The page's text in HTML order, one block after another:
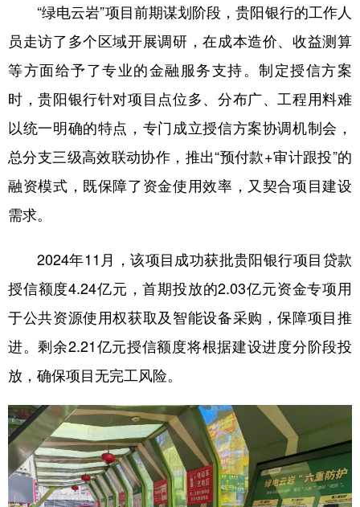
多语种频道
Русский язык 日本語 한국어
Deutsch Português
“绿电云岩”项目前期谋划阶段，贵阳银行的工作人
员走访了多个区域开展调研，在成本造价、收益测算
等方面给予了专业的金融服务支持。制定授信方案
时，贵阳银行针对项目点位多、分布广、工程用料难
以统一明确的特点，专门成立授信方案协调机制会，
总分支三级高效联动协作，推出“预付款+审计跟投”的
融资模式，既保障了资金使用效率，又契合项目建设
需求。
2024年11月，该项目成功获批贵阳银行项目贷款
授信额度4.24亿元，首期投放的2.03亿元资金专项用
于公共资源使用权获取及智能设备采购，保障项目推
进。剩余2.21亿元授信额度将根据建设进度分阶段投
放，确保项目无完工风险。